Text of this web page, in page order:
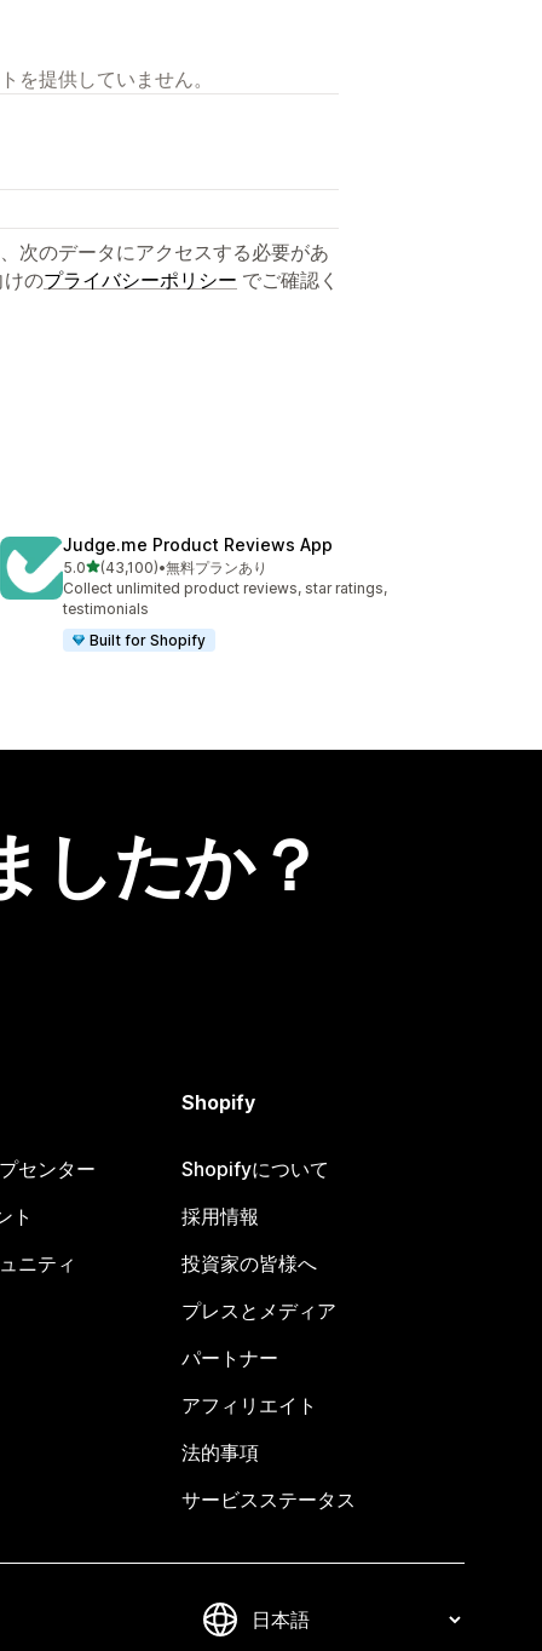
を提供していません。
次のデータにアクセスする必要があ
けのプライバシーポリシー でご確認く
Judge.me Product Reviews App
5.05つ星中
(43,100)
合計レビュー数：43100件
•無料プランあり
Collect unlimited product reviews, star ratings,
testimonials
Built for Shopify
したか？
センター
ト
ニティ
Shopify
Shopifyについて
採用情報
投資家の皆様へ
プレスとメディア
パートナー
アフィリエイト
法的事項
サービスステータス